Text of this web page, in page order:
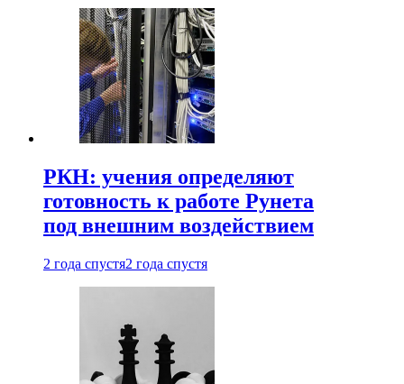
РКН: учения определяют
готовность к работе Рунета
под внешним воздействием
2 года спустя2 года спустя